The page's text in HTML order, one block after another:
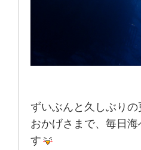
ずいぶんと久しぶり
おかげさまで、毎日
す